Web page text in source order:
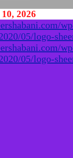
2026